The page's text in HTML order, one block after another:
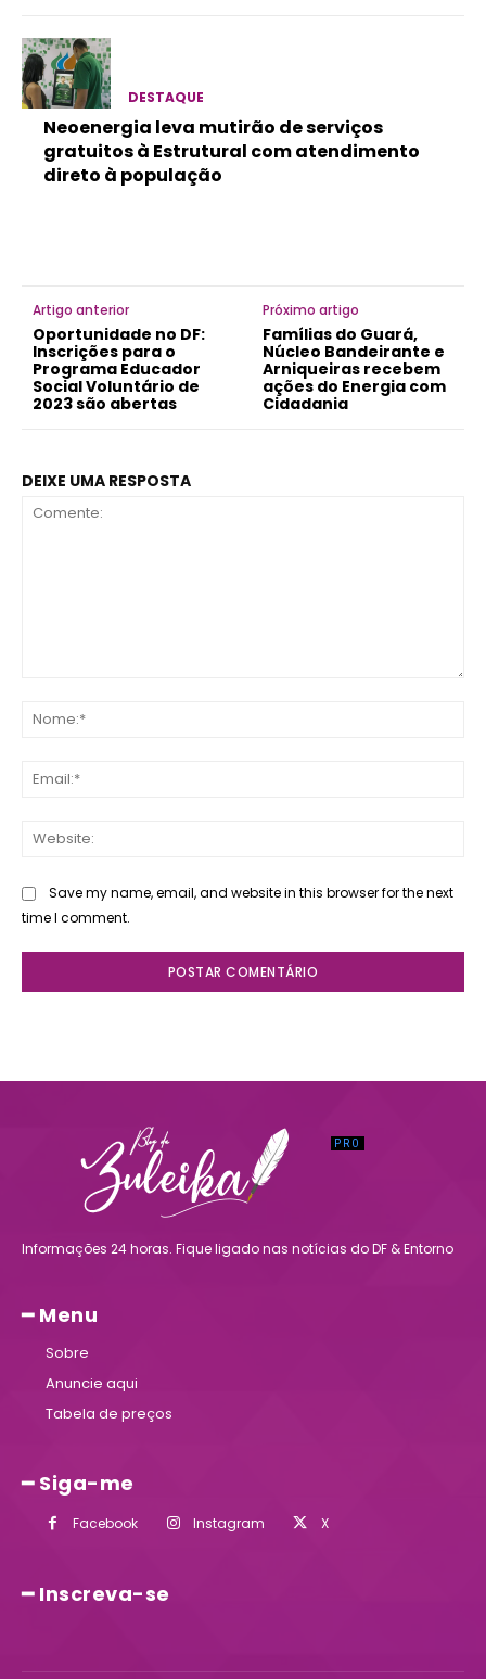
DESTAQUE
Neoenergia leva mutirão de serviços
gratuitos à Estrutural com atendimento
direto à população
Artigo anterior
Oportunidade no DF:
Inscrições para o
Programa Educador
Social Voluntário de
2023 são abertas
Próximo artigo
Famílias do Guará,
Núcleo Bandeirante e
Arniqueiras recebem
ações do Energia com
Cidadania
DEIXE UMA RESPOSTA
Save my name, email, and website in this browser for the next
time I comment.
Informações 24 horas. Fique ligado nas notícias do DF & Entorno
━ Menu
Sobre
Anuncie aqui
Tabela de preços
━ Siga-me
Facebook Instagram X
━ Inscreva-se